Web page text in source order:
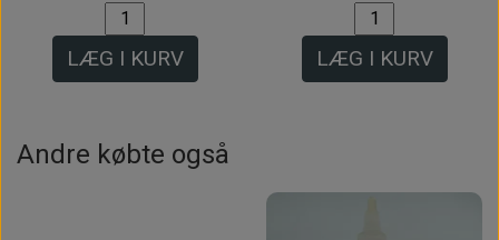
LÆG I KURV LÆG I KURV
Andre købte også